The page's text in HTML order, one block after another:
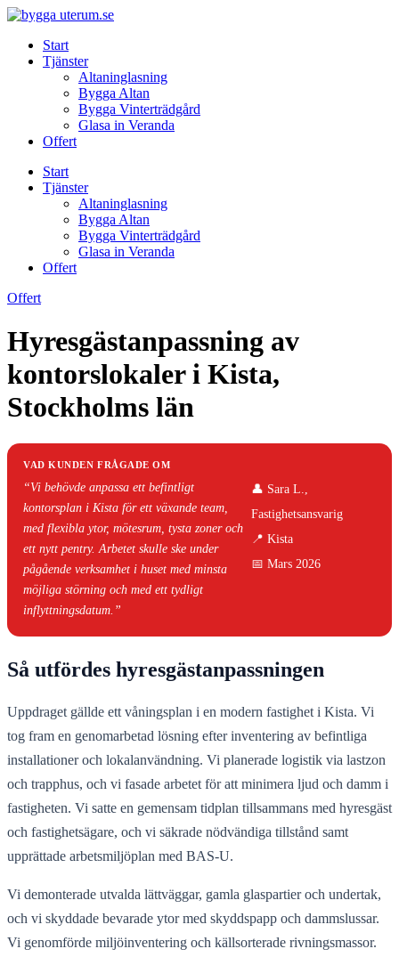
Skip
contentStart
Tjänster
Altaninglasning
Bygga Altan
Bygga Vinterträdgård
Glasa in Veranda
Offert
Start
Tjänster
Altaninglasning
Bygga Altan
Bygga Vinterträdgård
Glasa in Veranda
Offert
Offert
Hyresgästanpassning av
kontorslokaler i Kista,
Stockholms län
VAD KUNDEN FRÅGADE OM
“Vi behövde anpassa ett befintligt
kontorsplan i Kista för ett växande team,
med flexibla ytor, mötesrum, tysta zoner och
ett nytt pentry. Arbetet skulle ske under
pågående verksamhet i huset med minsta
möjliga störning och med ett tydligt
inflyttningsdatum.”
👤 Sara L.,
Fastighetsansvarig
📍 Kista
📅 Mars 2026
Så utfördes hyresgästanpassningen
Uppdraget gällde ett våningsplan i en modern fastighet i Kista. Vi
tog fram en genomarbetad lösning efter inventering av befintliga
installationer och lokalanvändning. Vi planerade logistik via lastzon
och trapphus, och vi fasade arbetet för att minimera ljud och damm i
fastigheten. Vi satte en gemensam tidplan tillsammans med hyresgäst
och fastighetsägare, och vi säkrade nödvändiga tillstånd samt
upprättade arbetsmiljöplan med BAS-U.
Vi demonterade utvalda lättväggar, gamla glaspartier och undertak,
och vi skyddade bevarade ytor med skyddspapp och dammslussar.
Vi genomförde miljöinventering och källsorterade rivningsmassor.